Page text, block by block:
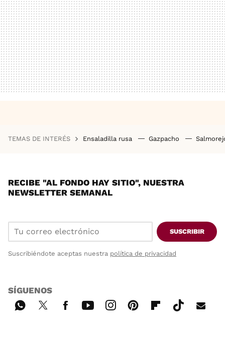
TEMAS DE INTERÉS Ensaladilla rusa Gazpacho
RECIBE "AL FONDO HAY SITIO", NUESTRA
NEWSLETTER SEMANAL
SUSCRIBIR
Suscribiéndote aceptas nuestra política de privacidad
SÍGUENOS